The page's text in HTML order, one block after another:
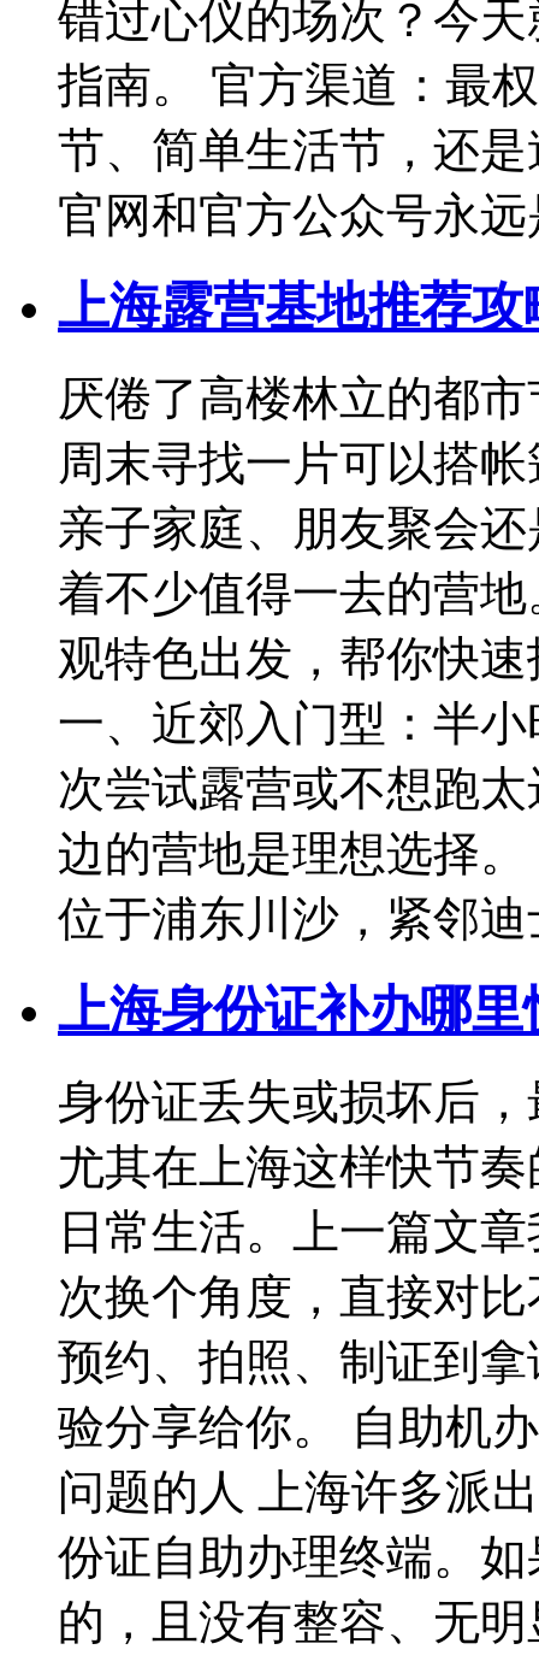
错过心仪的场次？今
指南。 官方渠道：最
节、简单生活节，还
官网和官方公众号永远
上海露营基地推荐
厌倦了高楼林立的都
周末寻找一片可以搭
亲子家庭、朋友聚会
着不少值得一去的营
观特色出发，帮你快
一、近郊入门型：半
次尝试露营或不想跑
边的营地是理想选择
位于浦东川沙，紧邻
上海身份证补办哪
身份证丢失或损坏后
尤其在上海这样快节
日常生活。上一篇文
次换个角度，直接对
预约、拍照、制证到
验分享给你。 自助机
问题的人 上海许多派
份证自助办理终端。
的，且没有整容、无明